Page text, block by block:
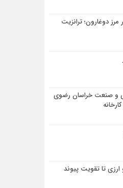
مرز دوغارون؛ ترانزیت
و صنعت خراسان رضوی
ارزی تا تقویت پیوند